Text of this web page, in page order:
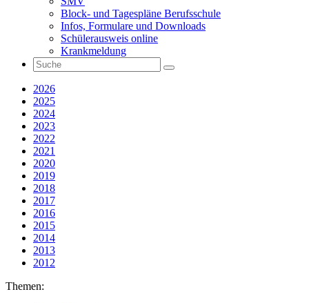
Block- und Tagespläne Berufsschule
Infos, Formulare und Downloads
Schülerausweis online
Krankmeldung
2026
2025
2024
2023
2022
2021
2020
2019
2018
2017
2016
2015
2014
2013
2012
Themen: